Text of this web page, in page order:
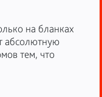
на бланках
абсолютную
тем, что